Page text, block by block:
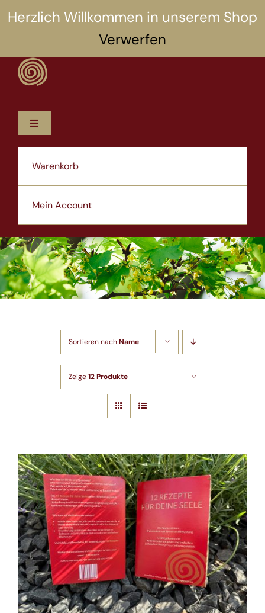
Herzlich Willkommen in unserem Shop
Verwerfen
Inhalt
Toggle
Shop
Warenkorb
Mein Account
Sortieren nachName
Zeige12 Produkte